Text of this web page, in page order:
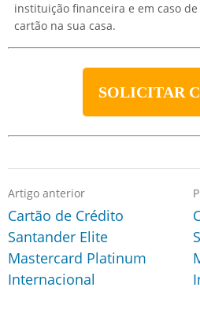
instituição financeira e em caso
cartão na sua casa.
SOLICITAR
Artigo anterior
Cartão de Crédito
Santander Elite
Mastercard Platinum
Internacional